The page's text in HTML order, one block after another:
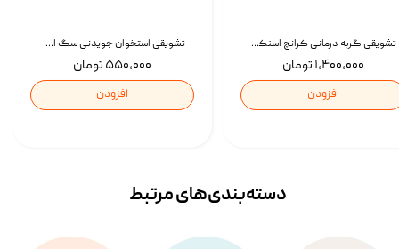
تشویقی استخوان جویدنی سگ اسنکی کرانچی با طعم مرغ Snacky Crunchy Munchy وزن 100 گرم
۵۵۰,۰۰۰ تومان
افزودن
تشویقی گربه درمانی کرانچ اسنکی با طعم میکس Snacky Crunch Cat Treats وزن 60 گرم بسته 4 عددی
۱,۴۰۰,۰۰۰ تومان
افزودن
دسته‌بندی‌‌های مرتبط